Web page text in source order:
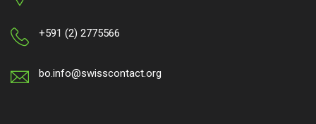
+591 (2) 2775566
bo.info@swisscontact.org